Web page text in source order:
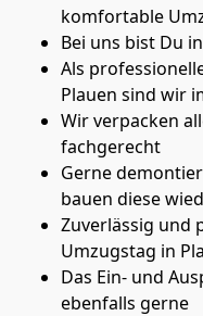
komfortable
Bei uns bist Du
Als
Plauen sind wir
Wir verpacken
fachgerecht
Gerne
bauen diese
Zuverlässig und
Umzugstag in
Das Ein- und
ebenfalls gerne